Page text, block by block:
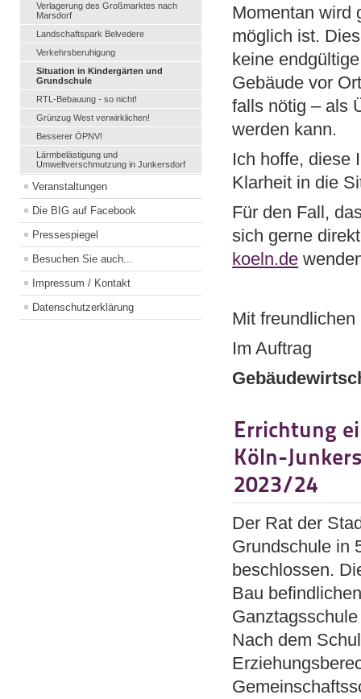
Verlagerung des Großmarktes nach
Marsdorf
Landschaftspark Belvedere
Verkehrsberuhigung
Situation in Kindergärten und
Grundschule
RTL-Bebauung - so nicht!
Grünzug West verwirklichen!
Besserer ÖPNV!
Lärmbelästigung und
Umweltverschmutzung in Junkersdorf
Veranstaltungen
Die BIG auf Facebook
Pressespiegel
Besuchen Sie auch...
Impressum / Kontakt
Datenschutzerklärung
Momentan wird
möglich ist.
keine
Gebäude vor
falls nötig – als
werden kann.
Ich hoffe, diese
Klarheit in die
Für den Fall,
sich gerne
koeln.de
Mit freundlichen
Im Auftrag
Errichtung
Köln-
2023/24
Der Rat der
Grundschule in
beschlossen.
Bau
Nach dem